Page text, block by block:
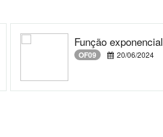
Função exponencial
OF09 20/06/2024